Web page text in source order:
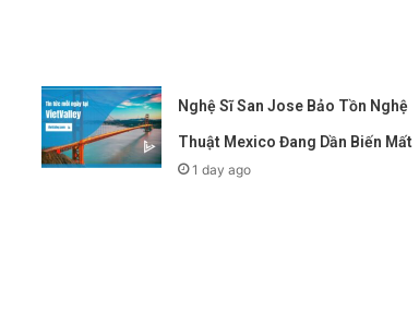
Nghệ Sĩ San Jose Bảo Tồn Nghệ
Thuật Mexico Đang Dần Biến Mất
1 day ago